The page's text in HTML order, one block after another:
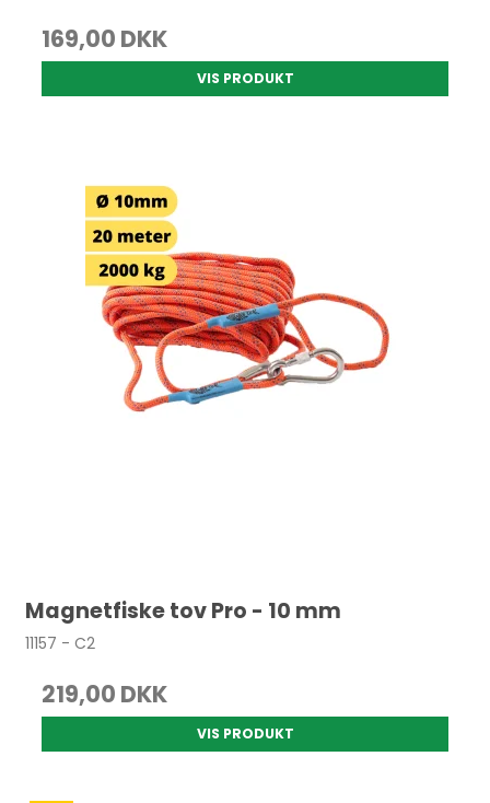
169,00 DKK
VIS PRODUKT
Magnetfiske tov Pro - 10 mm
11157 - C2
219,00 DKK
VIS PRODUKT